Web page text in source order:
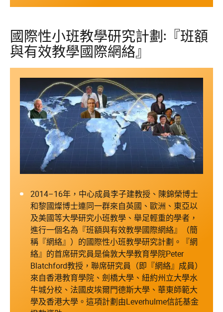
國際性小班教學研究計劃:『班額
與有效教學國際網絡』
2014–16年，中心成員李子建教授、陳錦榮博士
和黎國燦博士連同一群來自英國、歐洲、東亞以
及美國等大學研究小班教學、舉足輕重的學者，
進行一個名為『班額與有效教學國際網絡』（簡
稱『網絡』）的國際性小班教學研究計劃。『網
絡』的首席研究員是倫敦大學教育學院Peter
Blatchford教授，聯席研究員（即『網絡』成員）
來自香港教育學院、劍橋大學、紐約州立大學水
牛城分校、法國皮埃爾門德斯大學、華東師範大
學及香港大學。這項計劃由Leverhulme信託基金